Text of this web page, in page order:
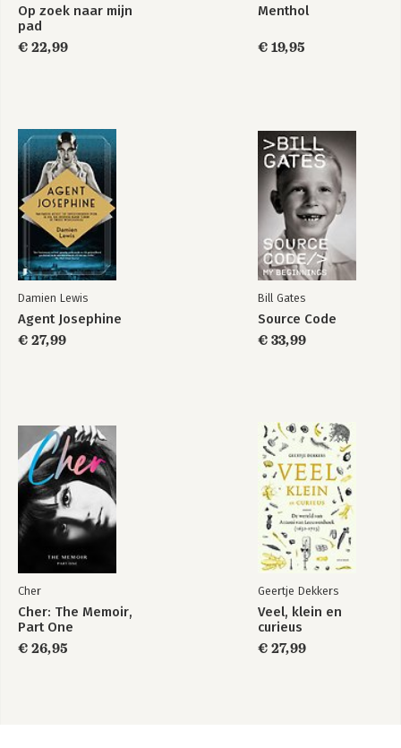
Op zoek naar mijn
pad
€ 22,99
Menthol
€ 19,95
Damien Lewis
Agent Josephine
€ 27,99
Bill Gates
Source Code
€ 33,99
Cher
Cher: The Memoir,
Part One
€ 26,95
Geertje Dekkers
Veel, klein en
curieus
€ 27,99